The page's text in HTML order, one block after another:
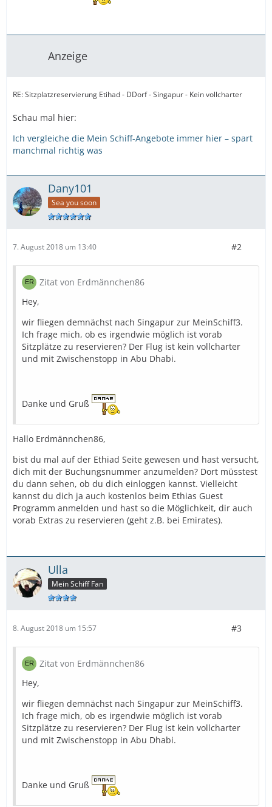
Anzeige
RE: Sitzplatzreservierung Etihad - DDorf - Singapur - Kein vollcharter
Schau mal hier:
Ich vergleiche die Mein Schiff-Angebote immer hier – spart
manchmal richtig was
Dany101
Sea you soon
7. August 2018 um 13:40 #2
Zitat von Erdmännchen86
Hey,
wir fliegen demnächst nach Singapur zur MeinSchiff3.
Ich frage mich, ob es irgendwie möglich ist vorab
Sitzplätze zu reservieren? Der Flug ist kein vollcharter
und mit Zwischenstopp in Abu Dhabi.
Danke und Gruß
Hallo Erdmännchen86,
bist du mal auf der Ethiad Seite gewesen und hast versucht,
dich mit der Buchungsnummer anzumelden? Dort müsstest
du dann sehen, ob du dich einloggen kannst. Vielleicht
kannst du dich ja auch kostenlos beim Ethias Guest
Programm anmelden und hast so die Möglichkeit, dir auch
vorab Extras zu reservieren (geht z.B. bei Emirates).
Ulla
Mein Schiff Fan
8. August 2018 um 15:57 #3
Zitat von Erdmännchen86
Hey,
wir fliegen demnächst nach Singapur zur MeinSchiff3.
Ich frage mich, ob es irgendwie möglich ist vorab
Sitzplätze zu reservieren? Der Flug ist kein vollcharter
und mit Zwischenstopp in Abu Dhabi.
Danke und Gruß